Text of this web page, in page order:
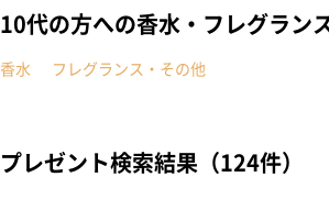
10代の方への香水・フレグラン
香水 フレグランス・その他
プレゼント検索結果（124件）